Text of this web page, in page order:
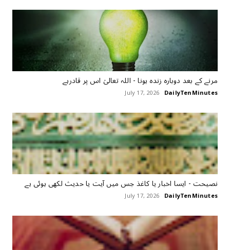
مرنے کے بعد دوبارہ زندہ ہونا - اللہ تعالیٰ اس پر قادرہے
DailyTenMinutes
July 17, 2026
نصیحت - ایسا اخبار یا کاغذ جس میں آیت یا حدیث لکھی ہوئی ہے
DailyTenMinutes
July 17, 2026